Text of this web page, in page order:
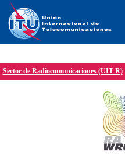
Sector de Radiocomunicaciones (UIT-R)